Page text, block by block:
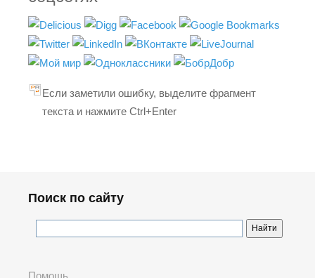
Если заметили ошибку, выделите фрагмент
текста и нажмите Ctrl+Enter
Поиск по сайту
Помощь